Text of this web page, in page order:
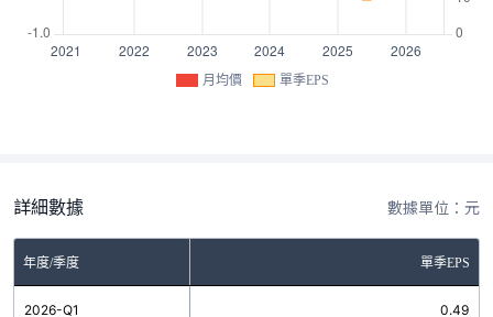
月均價 單季EPS
詳細數據 數據單位：元
年度/季度 單季EPS
2026-Q1 0.49